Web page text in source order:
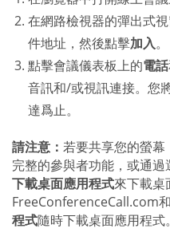
在網路檢視器的彈出式
件地址，然後點擊加入。
點擊會議儀表板上的電話
音訊和/或視訊連接。您
達爲止。
請注意： 若要共享您的螢
完整的參與者功能，或通
下載桌面應用程式來下載桌
FreeConferenceCall.com
程式隨時下載桌面應用程式。